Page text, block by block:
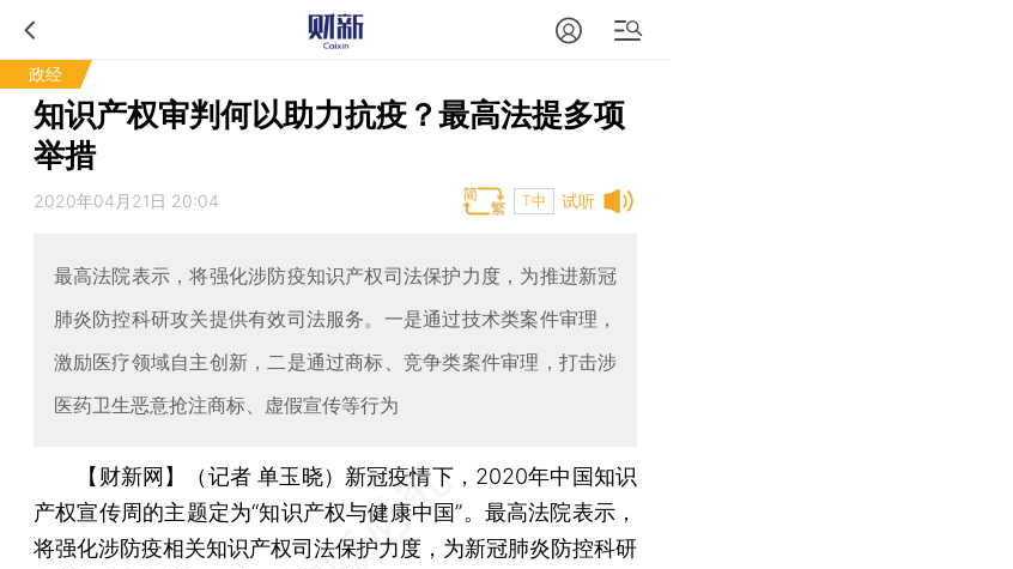
政经
知识产权审判何以助力抗疫？最高法提多项
举措
试听
2020年04月21日 20:04 T中
最高法院表示，将强化涉防疫知识产权司法保护力度，为推进新冠
肺炎防控科研攻关提供有效司法服务。一是通过技术类案件审理，
激励医疗领域自主创新，二是通过商标、竞争类案件审理，打击涉
医药卫生恶意抢注商标、虚假宣传等行为
【财新网】（记者 单玉晓） 新冠疫情下，2020年中国知识
产权宣传周的主题定为“知识产权与健康中国”。最高法院表示，
将强化涉防疫相关知识产权司法保护力度，为新冠肺炎防控科研